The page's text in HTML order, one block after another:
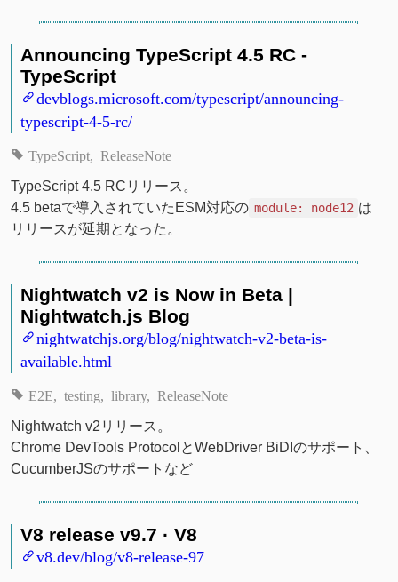
Announcing TypeScript 4.5 RC -
TypeScript
devblogs.microsoft.com/typescript/announcing-
typescript-4-5-rc/
TypeScript ReleaseNote
TypeScript 4.5 RCリリース。
4.5 betaで導入されていたESM対応の module: node12 は
リリースが延期となった。
Nightwatch v2 is Now in Beta |
Nightwatch.js Blog
nightwatchjs.org/blog/nightwatch-v2-beta-is-
available.html
E2E testing library ReleaseNote
Nightwatch v2リリース。
Chrome DevTools ProtocolとWebDriver BiDIのサポート、
CucumberJSのサポートなど
V8 release v9.7 · V8
v8.dev/blog/v8-release-97